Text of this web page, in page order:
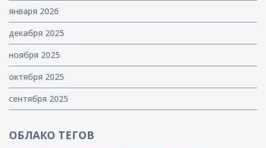
января 2026
декабря 2025
ноября 2025
октября 2025
сентября 2025
ОБЛАКО ТЕГОВ